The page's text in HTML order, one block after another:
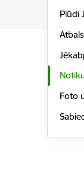
Plūdi
Foto